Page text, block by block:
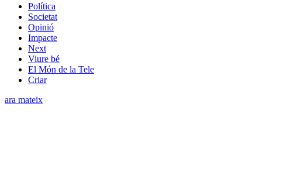
Política
Societat
Opinió
Impacte
Next
Viure bé
El Món de la Tele
Criar
ara mateix